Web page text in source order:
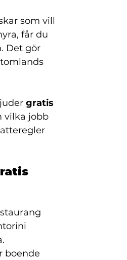
som vill
får du
Det gör
gratis
vilka jobb
boende